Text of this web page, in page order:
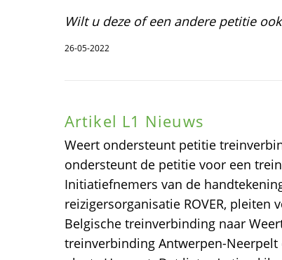
Wilt u deze of een andere petitie ook
26-05-2022
Artikel L1 Nieuws
Weert ondersteunt petitie
ondersteunt de petitie voor een
Initiatiefnemers van de
reizigersorganisatie ROVER, pleiten
Belgische treinverbinding naar
treinverbinding Antwerpen-